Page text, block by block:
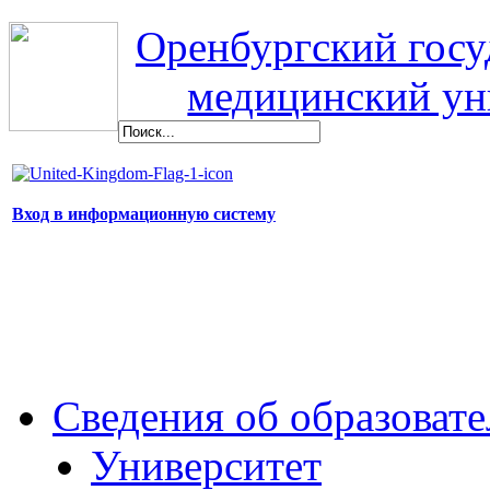
Оренбургский
медицинский
Вход в информационную систему
Сведения об
Университет